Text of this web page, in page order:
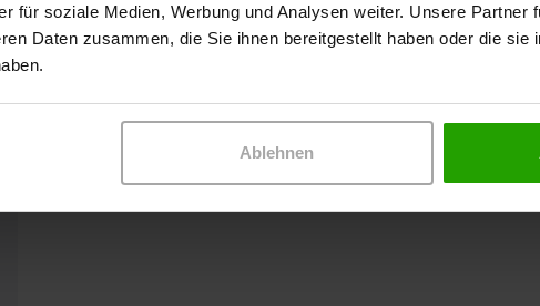
für soziale Medien, Werbung und Analysen weiter. Unsere Partner
Daten zusammen, die Sie ihnen bereitgestellt haben oder die sie
Ablehnen